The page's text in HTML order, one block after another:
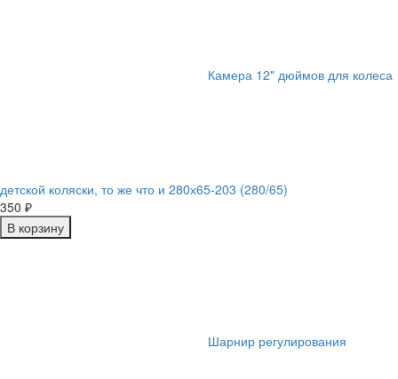
Камера 12" дюймов для колеса
детской коляски, то же что и 280х65-203 (280/65)
350 ₽
В корзину
Шарнир регулирования